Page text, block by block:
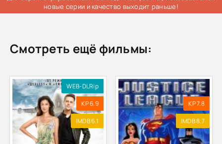
новые серии и качество выходит раньше!
Смотреть ещё фильмы:
WEB-DLRip
KP 6.9
IMDB 6.1
KP 7.8
IMDB 8.7